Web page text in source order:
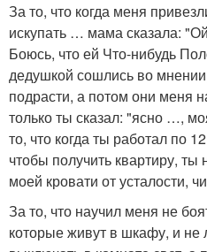
За то, что когда меня
искупать … мама сказала:
Боюсь, что ей Что-нибудь
дедушкой сошлись во
подрасти, а потом они меня
только ты сказал: "ясно …,
то, что когда ты работал по
чтобы получить квартиру,
моей кровати от усталости,
За то, что научил меня не
которые живут в шкафу, и не